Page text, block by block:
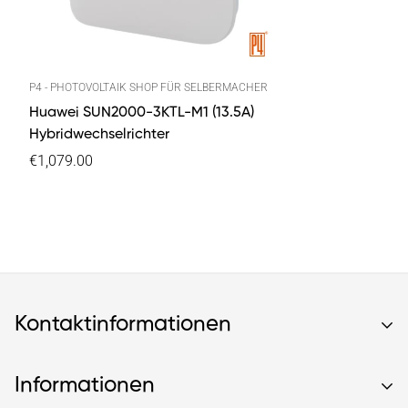
P4 - PHOTOVOLTAIK SHOP FÜR SELBERMACHER
Huawei SUN2000-3KTL-M1 (13.5A)
Hybridwechselrichter
€1,079.00
Kontaktinformationen
Informationen